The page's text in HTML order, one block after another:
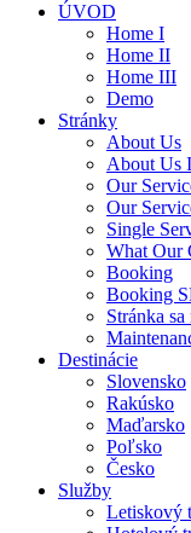
ÚVOD
Home I
Home II
Home III
Demo
Stránky
About Us
About Us
Our
Our
Single
What Our
Booking
Booking
Stránka sa
Destinácie
Slovensko
Rakúsko
Maďarsko
Poľsko
Česko
Služby
Letiskový